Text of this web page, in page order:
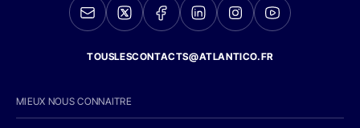
TOUSLESCONTACTS@ATLANTICO.FR
MIEUX NOUS CONNAITRE